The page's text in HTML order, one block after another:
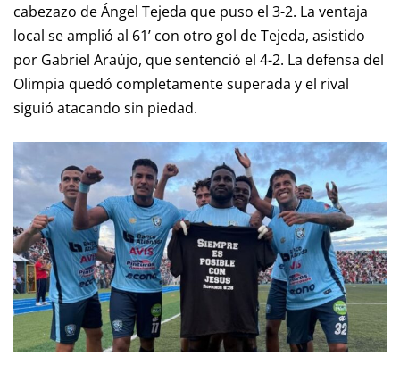
cabezazo de Ángel Tejeda que puso el 3-2. La ventaja
local se amplió al 61’ con otro gol de Tejeda, asistido
por Gabriel Araújo, que sentenció el 4-2. La defensa del
Olimpia quedó completamente superada y el rival
siguió atacando sin piedad.